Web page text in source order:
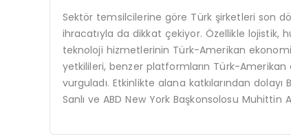
Sektör temsilcilerine göre Türk şirketleri son
ihracatıyla da dikkat çekiyor. Özellikle lojistik,
teknoloji hizmetlerinin Türk-Amerikan
yetkilileri, benzer platformların Türk-
vurguladı. Etkinlikte alana katkılarından
Sanlı ve ABD New York Başkonsolosu